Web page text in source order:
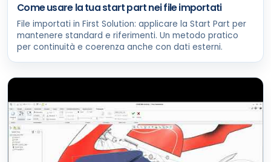
Come usare la tua start part nei file importati
File importati in First Solution: applicare la Start Part per
mantenere standard e riferimenti. Un metodo pratico
per continuità e coerenza anche con dati esterni.